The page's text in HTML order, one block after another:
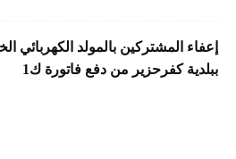
إعفاء المشتركين بالمولد الكهربائي
ببلدية كفرحزير من دفع فاتورة ك1